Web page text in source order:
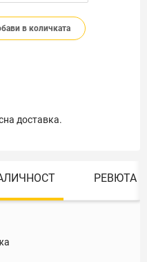
в количката
доставка.
РЕВЮТА